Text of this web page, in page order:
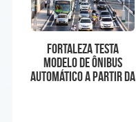
Fortaleza testa
modelo de ônibus
automático a partir da